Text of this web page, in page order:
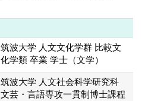
筑波大学 人文文化学群 比較文
化学類 卒業 学士（文学）
筑波大学 人文社会科学研究科
文芸・言語専攻一貫制博士課程